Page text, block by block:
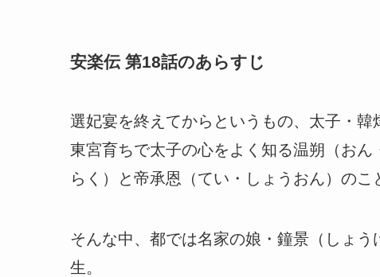
安楽伝 第18話のあらすじ
選妃宴を終えてからというもの、太子・韓
東宮育ちで太子の心をよく知る温朔（お
らく）と帝承恩（てい・しょうおん）のこ
そんな中、都では名家の娘・鐘景（しょ
生。